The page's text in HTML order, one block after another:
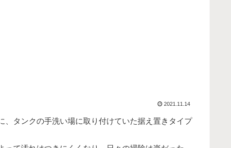
2021.11.14
、タンクの手洗い場に取り付けていた据え置きタイプ